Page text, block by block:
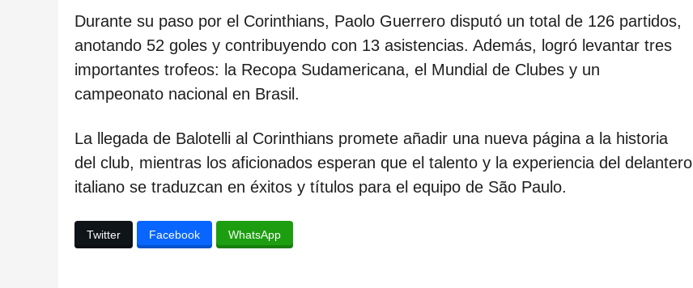
Durante su paso por el Corinthians, Paolo Guerrero disputó un total de 126 partidos,
anotando 52 goles y contribuyendo con 13 asistencias. Además, logró levantar tres
importantes trofeos: la Recopa Sudamericana, el Mundial de Clubes y un
campeonato nacional en Brasil.
La llegada de Balotelli al Corinthians promete añadir una nueva página a la historia
del club, mientras los aficionados esperan que el talento y la experiencia del delantero
italiano se traduzcan en éxitos y títulos para el equipo de São Paulo.
Twitter Facebook WhatsApp